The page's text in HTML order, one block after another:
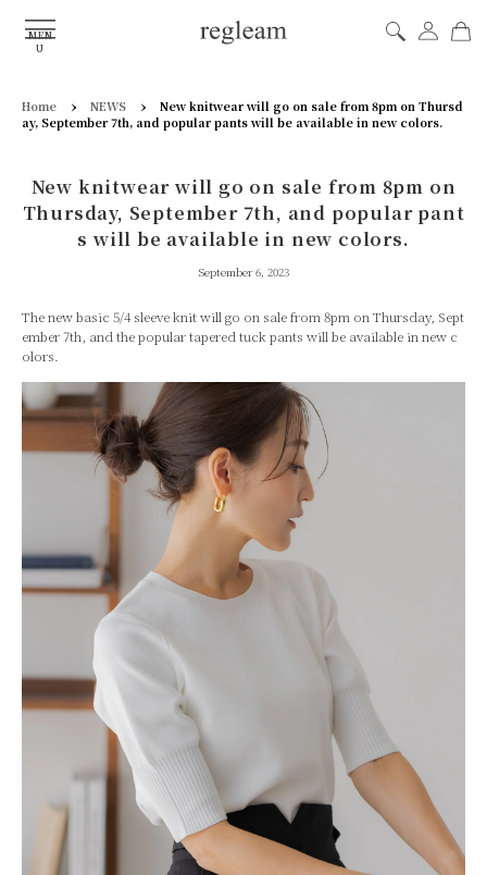
MEN
U
Home › NEWS ›
New knitwear will go on sale from 8pm on Thursd
ay, September 7th, and popular pants will be available in new colors.
New knitwear will go on sale from 8pm on
Thursday, September 7th, and popular pant
s will be available in new colors.
September 6, 2023
The new basic 5/4 sleeve knit will go on sale from 8pm on Thursday, Sept
ember 7th, and the popular tapered tuck pants will be available in new c
olors.